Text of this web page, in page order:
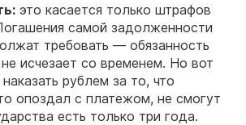
это касается только штрафов
самой задолженности
требовать — обязанность
исчезает со временем. Но вот
рублем за то, что
опоздал с платежом, не смогут
есть только три года.